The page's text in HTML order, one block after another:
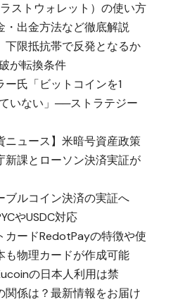
ストウォレット）の使い方
・出金方法など徹底解説
下限抵抗帯で反発となるか
が転換条件
ー氏「ビットコインを1
いない」──ストラテジー
ニュース】米暗号資産政策
課とローソン決済実証が
ブルコイン決済の実証へ
やUSDC対応
カードRedotPayの特徴や使
も物理カードが作成可能
の日本人利用は禁
関係は？最新情報をお届け